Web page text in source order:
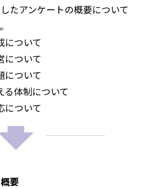
たアンケートの概要について
について
について
について
る体制について
について
要